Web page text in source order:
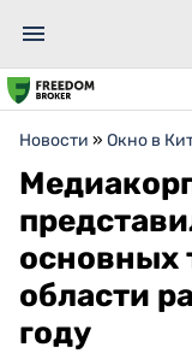
Новости » Окно в
основных
области
году